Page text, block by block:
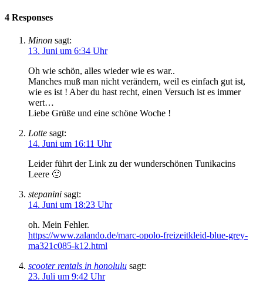
4 Responses
Minon sagt:
13. Juni um 6:34 Uhr
Oh wie schön, alles wieder wie es war..
Manches muß man nicht verändern, weil es einfach gut ist,
wie es ist ! Aber du hast recht, einen Versuch ist es immer
wert…
Liebe Grüße und eine schöne Woche !
Lotte sagt:
14. Juni um 16:11 Uhr
Leider führt der Link zu der wunderschönen Tunikacins
Leere 🙁
stepanini sagt:
14. Juni um 18:23 Uhr
oh. Mein Fehler.
https://www.zalando.de/marc-opolo-freizeitkleid-blue-grey-
ma321c085-k12.html
scooter rentals in honolulu sagt:
23. Juli um 9:42 Uhr